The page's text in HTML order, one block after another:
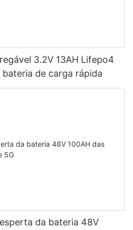
3.2V 13AH Lifepo4
de carga rápida
da bateria 48V